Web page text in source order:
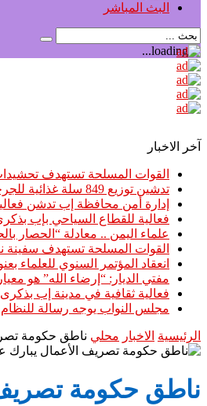
البث المباشر
آخر الاخبار
القوات المسلحة تستهدف
تدشين توزيع 849 سلة غذائية للجرحى والمعاقين وأسر الأسرى بإب
إدارة أمن محافظة إب تدشن
فعالية للقطاع السياحي بإب
علماء اليمن .. معادلة “الحصار
القوات المسلحة تستهدف سفينة
انعقاد المؤتمر السنوي للعلماء
مفتي الديار: “إرضاء الله” هو
فعالية ثقافية في مدينة إب
مجلس النواب يوجه رسالة للنظام
الرئيسية الاخبار محلي ناطق حكومة
ناطق حكومة تصريف